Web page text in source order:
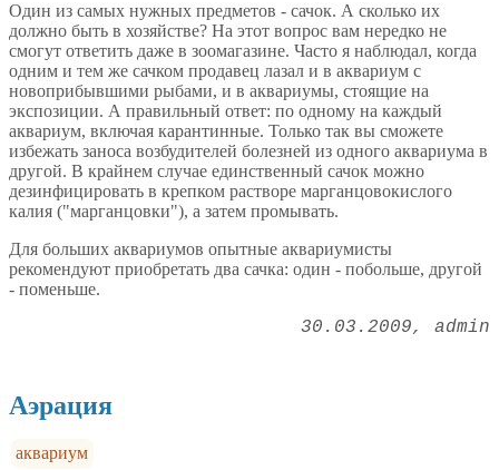
Один из самых нужных предметов - сачок. А сколько их
должно быть в хозяйстве? На этот вопрос вам нередко не
смогут ответить даже в зоомагазине. Часто я наблюдал, когда
одним и тем же сачком продавец лазал и в аквариум с
новоприбывшими рыбами, и в аквариумы, стоящие на
экспозиции. А правильный ответ: по одному на каждый
аквариум, включая карантинные. Только так вы сможете
избежать заноса возбудителей болезней из одного аквариума в
другой. В крайнем случае единственный сачок можно
дезинфицировать в крепком растворе марганцовокислого
калия ("марганцовки"), а затем промывать.
Для больших аквариумов опытные аквариумисты
рекомендуют приобретать два сачка: один - побольше, другой
- поменьше.
30.03.2009 admin
Аэрация
аквариум